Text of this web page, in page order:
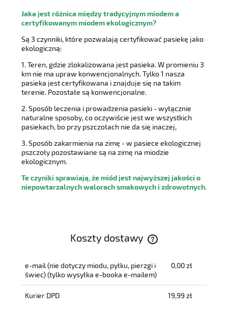
Jaka jest różnica między tradycyjnym miodem a
certyfikowanym miodem ekologicznym?
Są 3 czynniki, które pozwalają certyfikować pasiekę jako
ekologiczną:
1. Teren, gdzie zlokalizowana jest pasieka. W promieniu 3
km nie ma upraw konwencjonalnych. Tylko 1 nasza
pasieka jest certyfikowana i znajduje się na takim
terenie. Pozostałe są konwencjonalne.
2. Sposób leczenia i prowadzenia pasieki - wyłącznie
naturalne sposoby, co oczywiście jest we wszystkich
pasiekach, bo przy pszczołach nie da się inaczej,
3. Sposób zakarmienia na zimę - w pasiece ekologicznej
pszczoły pozostawiane są na zimę na miodzie
ekologicznym.
Te czyniki sprawiają, że miód jest najwyższej jakości o
niepowtarzalnych walorach smakowych i zdrowotnych.
Koszty dostawy
Cena nie zawiera ewentualnych kosztów płatności
e-mail (nie dotyczy miodu, pyłku, pierzgi i
świec)(tylko wysyłka e-booka e-mailem)
0,00 zł
Kurier DPD 19,99 zł